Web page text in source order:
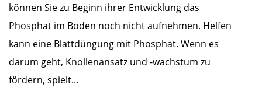
können Sie zu Beginn ihrer Entwicklung das
Phosphat im Boden noch nicht aufnehmen. Helfen
kann eine Blattdüngung mit Phosphat. Wenn es
darum geht, Knollenansatz und -wachstum zu
fördern, spielt...